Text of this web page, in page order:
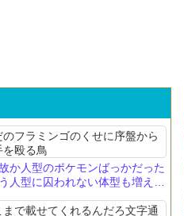
のフラミンゴのくせに序盤から
殴る鳥
か人型のポケモンばっかだった
人型に囚われない体型も増えて
で載せてくれるんだろ文字通